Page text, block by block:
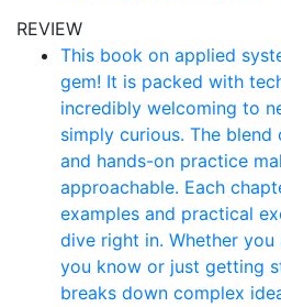
REVIEW
This book on applied
gem! It is packed with
incredibly welcoming to
simply curious. The
and hands-on practice
approachable. Each
examples and practical
dive right in. Whether
you know or just getting
breaks down complex